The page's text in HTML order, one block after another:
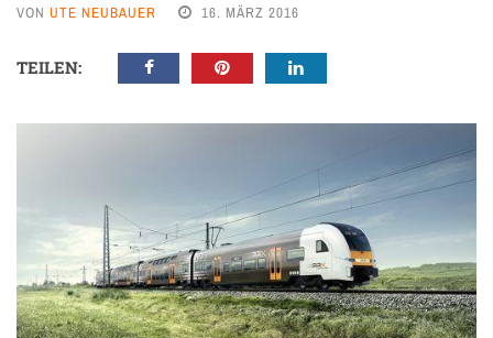
VON UTE NEUBAUER 16. MÄRZ 2016
TEILEN: